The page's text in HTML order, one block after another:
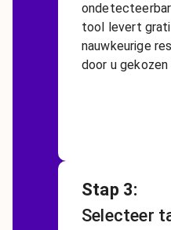
tool levert
nauwkeurige
door u gekozen
Stap 3:
Selecteer